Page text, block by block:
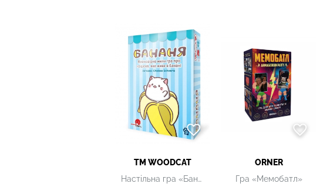
ТМ WOODCAT
Настільна гра «Бананя»
ORNER
Гра «Мемобатл»